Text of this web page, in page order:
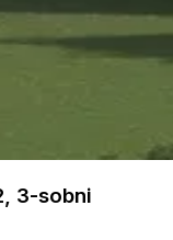
3-sobni